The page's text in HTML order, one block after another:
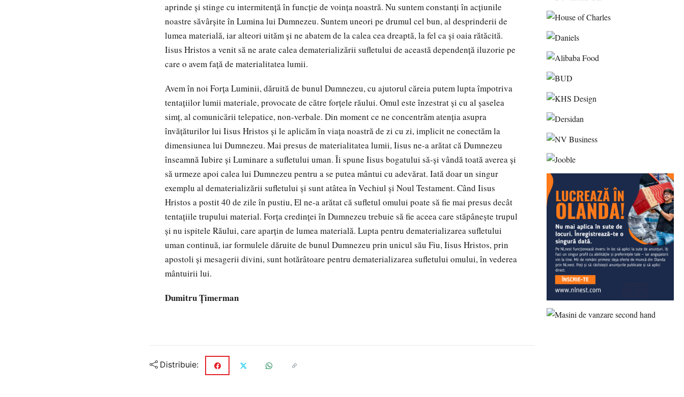
aprinde şi stinge cu intermitenţă în funcţie de voinţa noastră. Nu suntem constanţi în acţiunile
noastre săvârşite în Lumina lui Dumnezeu. Suntem uneori pe drumul cel bun, al desprinderii de
lumea materială, iar alteori uităm şi ne abatem de la calea cea dreaptă, la fel ca şi oaia rătăcită.
Iisus Hristos a venit să ne arate calea dematerializării sufletului de această dependenţă iluzorie pe
care o avem faţă de materialitatea lumii.
Avem în noi Forţa Luminii, dăruită de bunul Dumnezeu, cu ajutorul căreia putem lupta împotriva
tentaţiilor lumii materiale, provocate de către forţele răului. Omul este înzestrat şi cu al şaselea
simţ, al comunicării telepatice, non-verbale. Din moment ce ne concentrăm atenţia asupra
învăţăturilor lui Iisus Hristos şi le aplicăm în viaţa noastră de zi cu zi, implicit ne conectăm la
dimensiunea lui Dumnezeu. Mai presus de materialitatea lumii, Iisus ne-a arătat că Dumnezeu
înseamnă Iubire şi Luminare a sufletului uman. Îi spune Iisus bogatului să-şi vândă toată averea şi
să urmeze apoi calea lui Dumnezeu pentru a se putea mântui cu adevărat. Iată doar un singur
exemplu al dematerializării sufletului şi sunt atâtea în Vechiul şi Noul Testament. Când Iisus
Hristos a postit 40 de zile în pustiu, El ne-a arătat că sufletul omului poate să fie mai presus decât
tentaţiile trupului material. Forţa credinţei în Dumnezeu trebuie să fie aceea care stăpâneşte trupul
şi nu ispitele Răului, care aparţin de lumea materială. Lupta pentru dematerializarea sufletului
uman continuă, iar formulele dăruite de bunul Dumnezeu prin unicul său Fiu, Iisus Hristos, prin
apostoli şi mesagerii divini, sunt hotărâtoare pentru dematerializarea sufletului omului, în vederea
mântuirii lui.
Dumitru Ţimerman
Distribuie: